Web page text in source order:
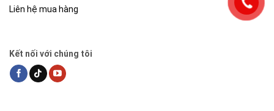
Liên hệ mua hàng
Kết nối với chúng tôi